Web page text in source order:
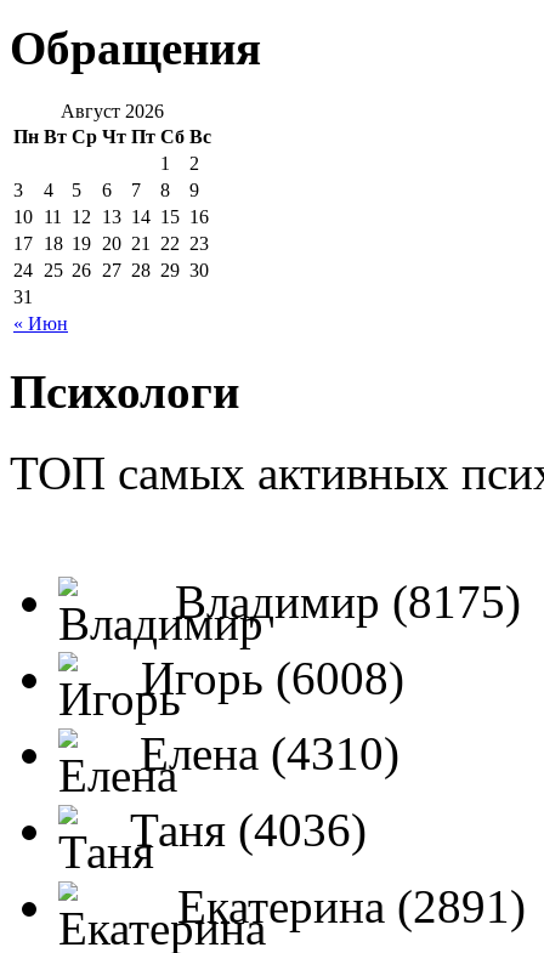
Обращения
Август 2026
Пн Вт Ср Чт Пт Сб Вс
« Июн
1
2
3
4 5 6 7 8
9
10 11 12 13 14 15 16
17 18 19 20 21 22 23
24 25 26 27 28 29 30
31
Психологи
ТОП самых активных
Владимир (8175)
Игорь (6008)
Елена (4310)
Таня (4036)
Екатерина (2891)